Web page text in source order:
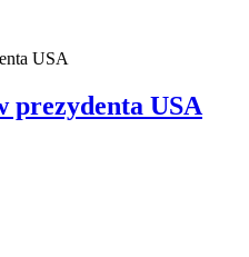
USA
prezydenta USA